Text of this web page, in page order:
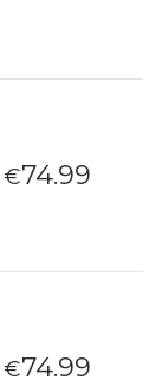
€74.99
€74.99